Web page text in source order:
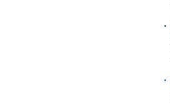
·
·